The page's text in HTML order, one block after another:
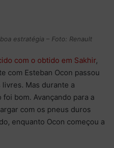
estratégia – Foto: Renault
com o obtido em Sakhir,
com Esteban Ocon passou
Mas durante a
bom. Avançando para a
com os pneus duros
enquanto Ocon começou a